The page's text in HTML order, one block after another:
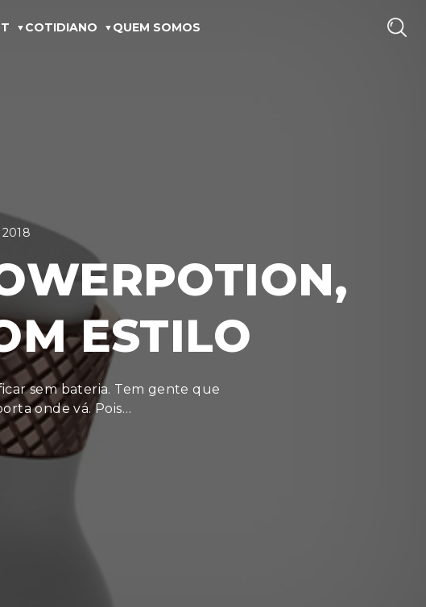
COTIDIANO QUEM SOMOS
ESTILO
sem bateria. Tem gente que
onde vá. Pois…